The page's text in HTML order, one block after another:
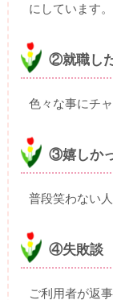
にしています。
②就職し
色々な事にチ
③嬉しか
普段笑わない
④失敗談
ご利用者が返